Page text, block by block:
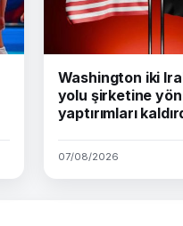
Washington iki
yolu şirketine
yaptırımları
07/08/2026